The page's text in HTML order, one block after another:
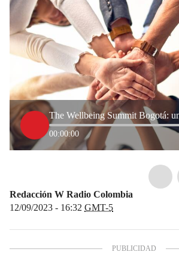
00:00:00
Redacción W Radio Colombia
12/09/2023 - 16:32 GMT-5